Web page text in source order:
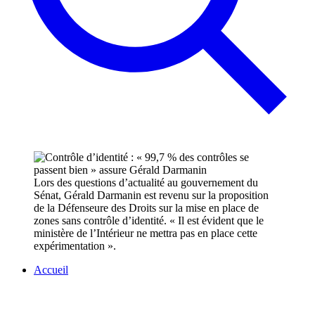
Lors des questions d’actualité au gouvernement du
Sénat, Gérald Darmanin est revenu sur la proposition
de la Défenseure des Droits sur la mise en place de
zones sans contrôle d’identité. « Il est évident que le
ministère de l’Intérieur ne mettra pas en place cette
expérimentation ».
Accueil